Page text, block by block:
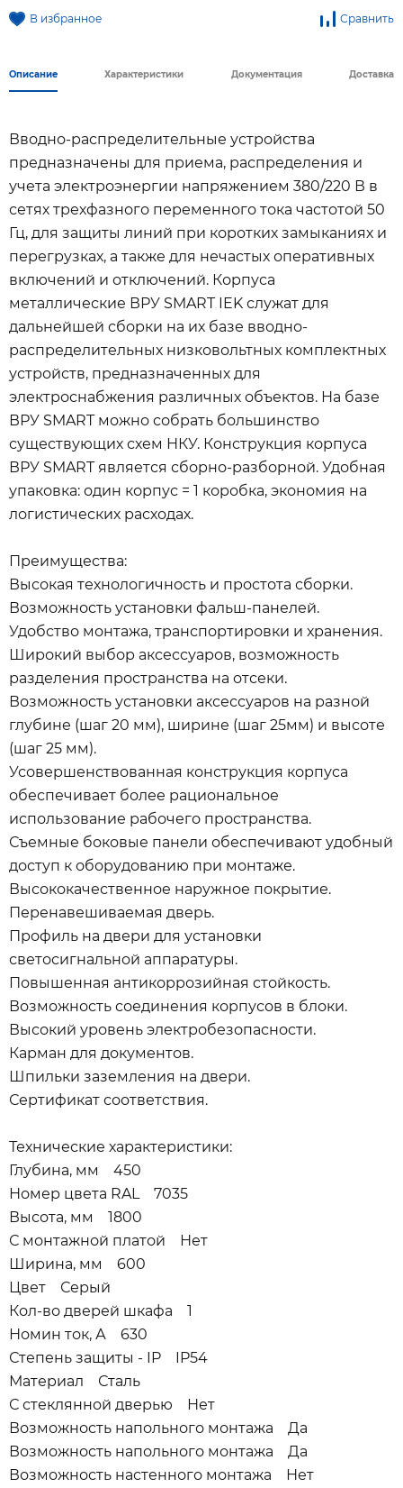
В избранное Сравнить
Описание Характеристики Документация Доставка
Вводно-распределительные устройства
предназначены для приема, распределения и
учета электроэнергии напряжением 380/220 В в
сетях трехфазного переменного тока частотой 50
Гц, для защиты линий при коротких замыканиях и
перегрузках, а также для нечастых оперативных
включений и отключений. Корпуса
металлические ВРУ SMART IEK служат для
дальнейшей сборки на их базе вводно-
распределительных низковольтных комплектных
устройств, предназначенных для
электроснабжения различных объектов. На базе
ВРУ SMART можно собрать большинство
существующих схем НКУ. Конструкция корпуса
ВРУ SMART является сборно-разборной. Удобная
упаковка: один корпус = 1 коробка, экономия на
логистических расходах.
Преимущества:
Высокая технологичность и простота сборки.
Возможность установки фальш-панелей.
Удобство монтажа, транспортировки и хранения.
Широкий выбор аксессуаров, возможность
разделения пространства на отсеки.
Возможность установки аксессуаров на разной
глубине (шаг 20 мм), ширине (шаг 25мм) и высоте
(шаг 25 мм).
Усовершенствованная конструкция корпуса
обеспечивает более рациональное
использование рабочего пространства.
Съемные боковые панели обеспечивают удобный
доступ к оборудованию при монтаже.
Высококачественное наружное покрытие.
Перенавешиваемая дверь.
Профиль на двери для установки
светосигнальной аппаратуры.
Повышенная антикоррозийная стойкость.
Возможность соединения корпусов в блоки.
Высокий уровень электробезопасности.
Карман для документов.
Шпильки заземления на двери.
Сертификат соответствия.
Технические характеристики:
Глубина, мм 450
Номер цвета RAL 7035
Высота, мм 1800
С монтажной платой Нет
Ширина, мм 600
Цвет Серый
Кол-во дверей шкафа 1
Номин ток, А 630
Степень защиты - IP IP54
Материал Сталь
С стеклянной дверью Нет
Возможность напольного монтажа Да
Возможность напольного монтажа Да
Возможность настенного монтажа Нет